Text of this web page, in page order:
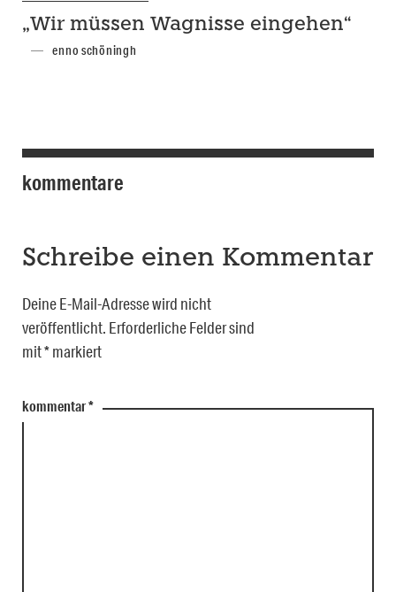
„Wir müssen Wagnisse eingehen“
enno schöningh
kommentare
Schreibe einen Kommentar
Deine E-Mail-Adresse wird nicht
veröffentlicht. Erforderliche Felder sind
mit*markiert
kommentar*